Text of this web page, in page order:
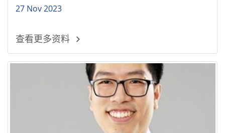
27 Nov 2023
查看更多资料